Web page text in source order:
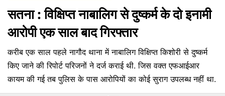
सतना : विक्षिप्त नाबालिग से दुष्कर्म के दो इनामी
आरोपी एक साल बाद गिरफ्तार
करीब एक साल पहले नागौद थाना में नाबालिग विक्षिप्त किशोरी से दुष्कर्म
किए जाने की रिपोर्ट परिजनों ने दर्ज कराई थी. जिस वक्त एफआईआर
कायम की गई तब पुलिस के पास आरोपियों का कोई सुराग उपलब्ध नहीं था.